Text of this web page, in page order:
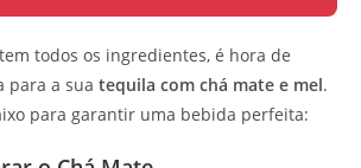
todos os ingredientes, é hora de
para a sua tequila com chá mate e mel.
para garantir uma bebida perfeita: